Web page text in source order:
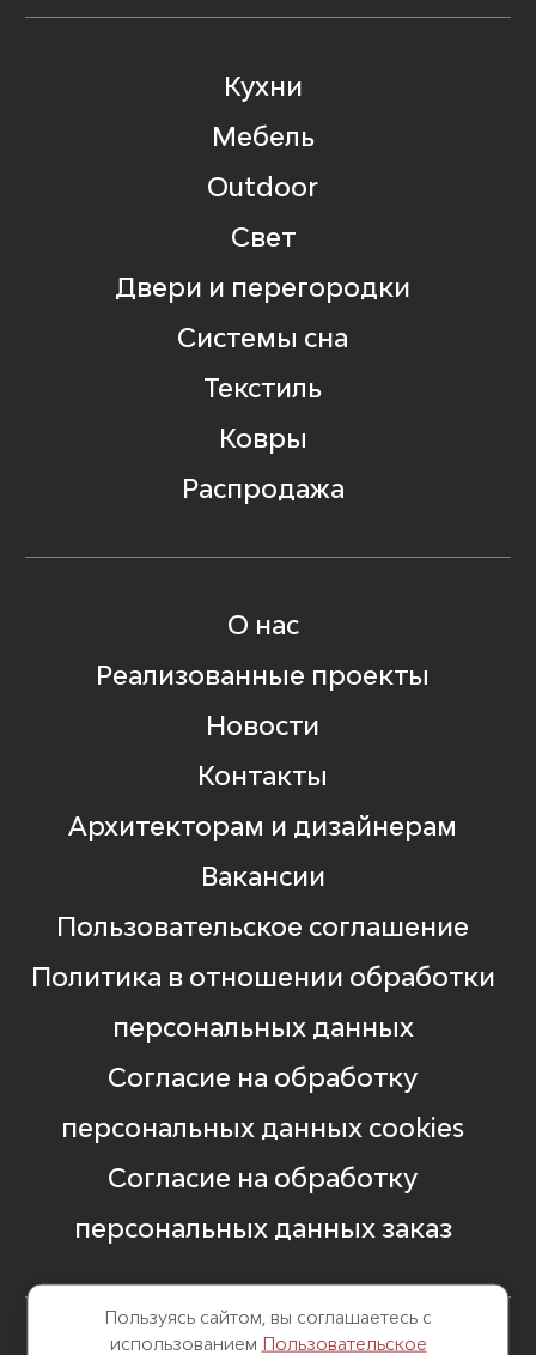
Пользуясь сайтом, вы соглашаетесь с
использованием Пользовательское
Кухни
Мебель
Outdoor
Свет
Двери и перегородки
Системы сна
Текстиль
Ковры
Распродажа
О нас
Реализованные проекты
Новости
Контакты
Архитекторам и дизайнерам
Вакансии
Пользовательское соглашение
Политика в отношении обработки
персональных данных
Согласие на обработку
персональных данных cookies
Согласие на обработку
персональных данных заказ